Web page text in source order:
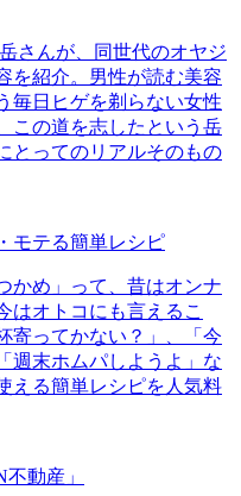
さんが、同世代のオヤジ
を紹介。男性が読む美容
毎日ヒゲを剃らない女性
この道を志したという岳
とってのリアルそのもの
モテる簡単レシピ
かめ」って、昔はオンナ
はオトコにも言えるこ
寄ってかない？」、「今
週末ホムパしようよ」な
える簡単レシピを人気料
動産」